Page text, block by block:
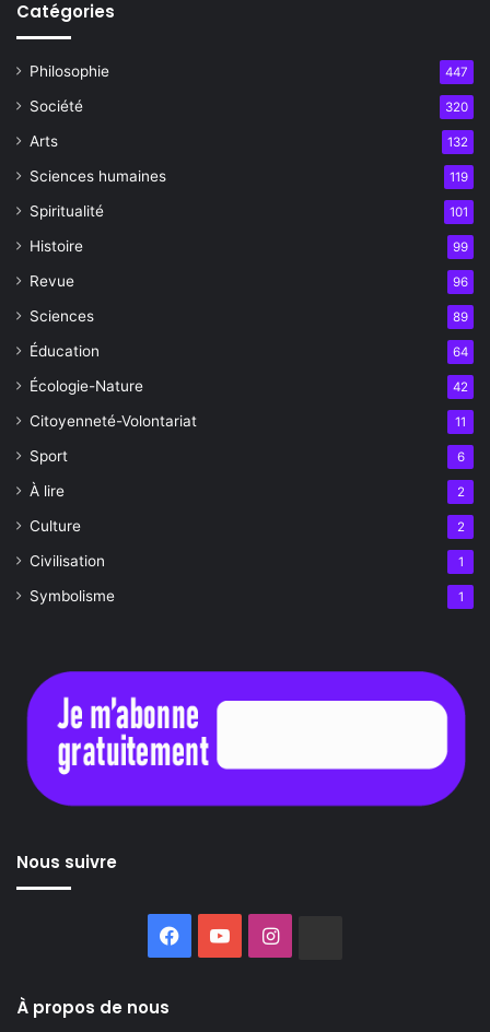
Catégories
Philosophie 447
Société 320
Arts 132
Sciences humaines 119
Spiritualité 101
Histoire 99
Revue 96
Sciences 89
Éducation 64
Écologie-Nature 42
Citoyenneté-Volontariat 11
Sport 6
À lire 2
Culture 2
Civilisation 1
Symbolisme 1
Nous suivre
Facebook
YouTubeInstagram
À propos de nous